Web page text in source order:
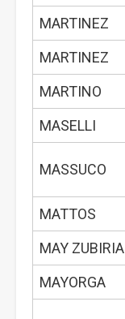
MARTINEZ
MARTINEZ
MARTINO
MASELLI
MASSUCO
MATTOS
MAY ZUBIRIA
MAYORGA